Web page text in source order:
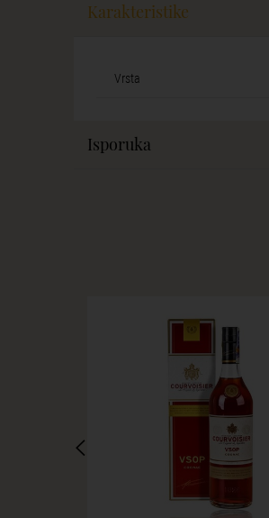
Karakteristike
Vrsta
Isporuka